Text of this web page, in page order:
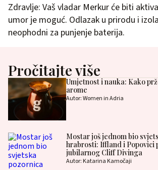
Zdravlje: Vaš vladar Merkur će biti
umor je moguć. Odlazak u prirodu i
neophodni za punjenje baterija.
Pročitajte više
Umjetnost i nauka: Kako
arome
Autor: Women in Adria
Mostar još jednom bio
hrabrosti: Iffland i Popovici
jubilarnog Cliff Divinga
Autor: Katarina Kamočaji